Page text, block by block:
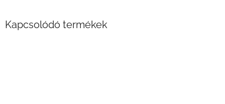
Kapcsolódó termékek